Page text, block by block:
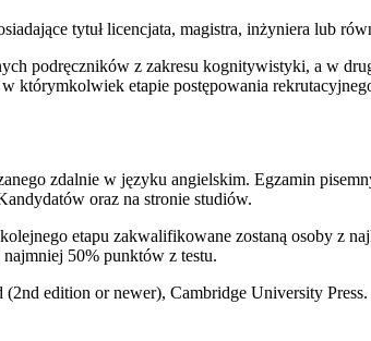
tytuł licencjata, magistra, inżyniera lub
podręczników z zakresu kognitywistyki, a w
etapie postępowania
zdalnie w języku angielskim. Egzamin
oraz na stronie studiów.
etapu zakwalifikowane zostaną osoby z
50% punktów z testu.
edition or newer), Cambridge University Press.